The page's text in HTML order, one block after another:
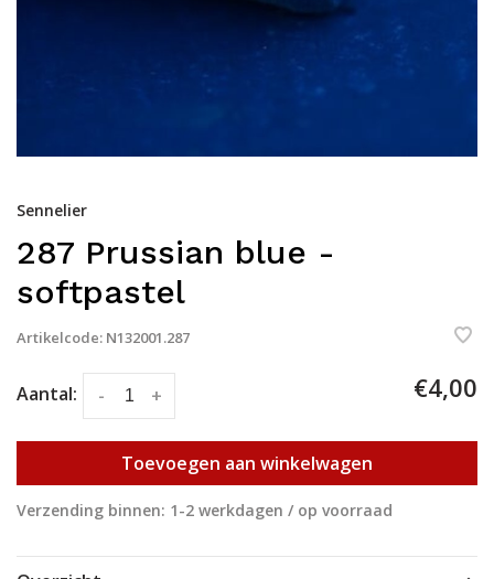
Sennelier
287 Prussian blue -
softpastel
Artikelcode: N132001.287
Aantal: +
- €4,00
Toevoegen aan winkelwagen
Verzending binnen: 1-2 werkdagen / op voorraad